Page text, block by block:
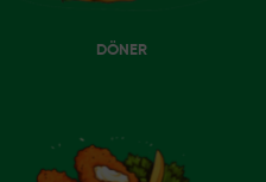
DÖNER